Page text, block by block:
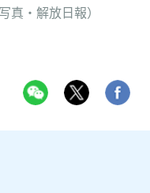
真・解放日報）